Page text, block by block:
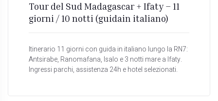
Tour del Sud Madagascar + Ifaty – 11
giorni / 10 notti (guidain italiano)
Itinerario 11 giorni con guida in italiano lungo la RN7:
Antsirabe, Ranomafana, Isalo e 3 notti mare a Ifaty.
Ingressi parchi, assistenza 24h e hotel selezionati.